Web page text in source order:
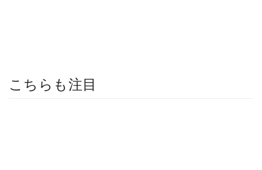
こちらも注目